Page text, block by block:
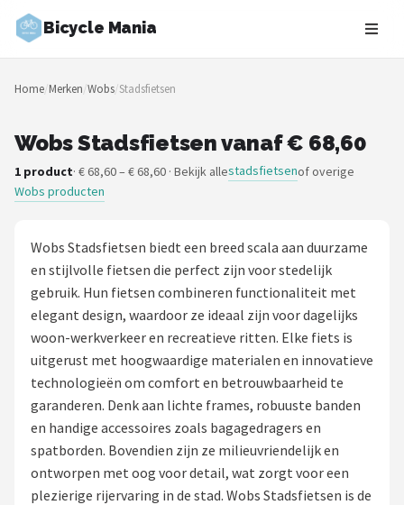
Bicycle Mania
Zoeken
NAVIGATIE
Merken
Fietsroutes
Kinderfietsen
Elektrische fietsen
Mountainbikes
Shop
Home/Merken/Wobs/Stadsfietsen
Wobs Stadsfietsen vanaf € 68,60
1 product· € 68,60 – € 68,60 · Bekijk allestadsfietsenof overige
Wobs producten
Wobs Stadsfietsen biedt een breed scala aan duurzame
en stijlvolle fietsen die perfect zijn voor stedelijk
gebruik. Hun fietsen combineren functionaliteit met
elegant design, waardoor ze ideaal zijn voor dagelijks
woon-werkverkeer en recreatieve ritten. Elke fiets is
uitgerust met hoogwaardige materialen en innovatieve
technologieën om comfort en betrouwbaarheid te
garanderen. Denk aan lichte frames, robuuste banden
en handige accessoires zoals bagagedragers en
spatborden. Bovendien zijn ze milieuvriendelijk en
ontworpen met oog voor detail, wat zorgt voor een
plezierige rijervaring in de stad. Wobs Stadsfietsen is de